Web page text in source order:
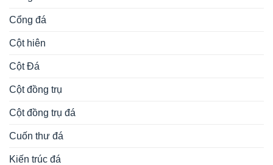
Cổng đá
Cột hiên
Cột Đá
Cột đồng trụ
Cột đồng trụ đá
Cuốn thư đá
Kiến trúc đá